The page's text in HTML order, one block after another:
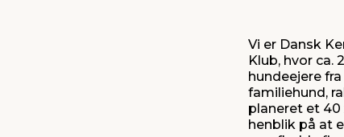
Vi er Dansk
Klub, hvor
hundeejere
familiehund,
planeret et
henblik på at